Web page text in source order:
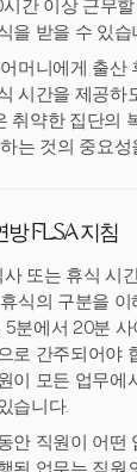
간 이상 근무
을 받을 수 있습
머니에게 출산
시간을 제공하
취약한 집단의
는 것의 중요성
방 FLSA 지침
또는 휴식 시
식의 구분을
5분에서 20분
로 간주되어야
이 모든 업무에
습니다.
안 직원이 어떤